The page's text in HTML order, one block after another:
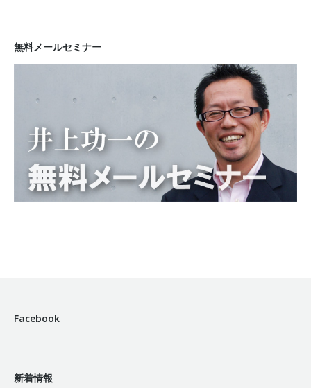
無料メールセミナー
Facebook
新着情報